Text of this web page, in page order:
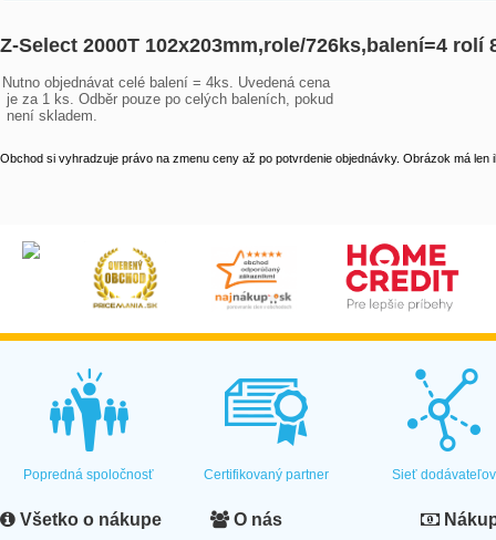
Z-Select 2000T 102x203mm,role/726ks,balení=4 rolí
Nutno objednávat celé balení = 4ks. Uvedená cena
není skladem.
Obchod si vyhradzuje právo na zmenu ceny až po potvrdenie objednávky. Obrázok má len
Popredná spoločnosť Certifikovaný partner Sieť dodávateľov
Všetko o nákupe O nás